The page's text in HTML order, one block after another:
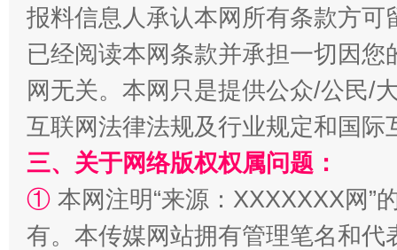
漫山遍野的桃花与雪山、麦地、白藏房 除
报料信息人承认本网所有条款方
已经阅读本网条款并承担一切因
网无关。本网只是提供公众/公民/
互联网法律法规及行业规定和国
三、关于网络版权权属问题：
① 本网注明“来源：XXXXXXX网”
有。本传媒网站拥有管理笔名和